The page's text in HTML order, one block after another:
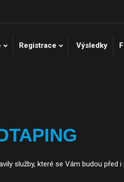
Registrace Výsledky
služby, které se Vám budou